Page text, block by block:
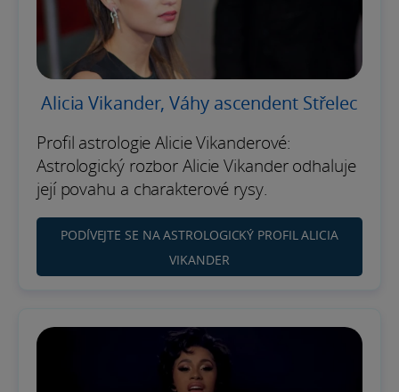
Alicia Vikander, Váhy ascendent Střelec
Profil astrologie Alicie Vikanderové:
Astrologický rozbor Alicie Vikander odhaluje
její povahu a charakterové rysy.
PODÍVEJTE SE NA ASTROLOGICKÝ PROFIL ALICIA
VIKANDER